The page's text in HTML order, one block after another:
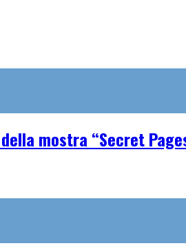
mostra “Secret